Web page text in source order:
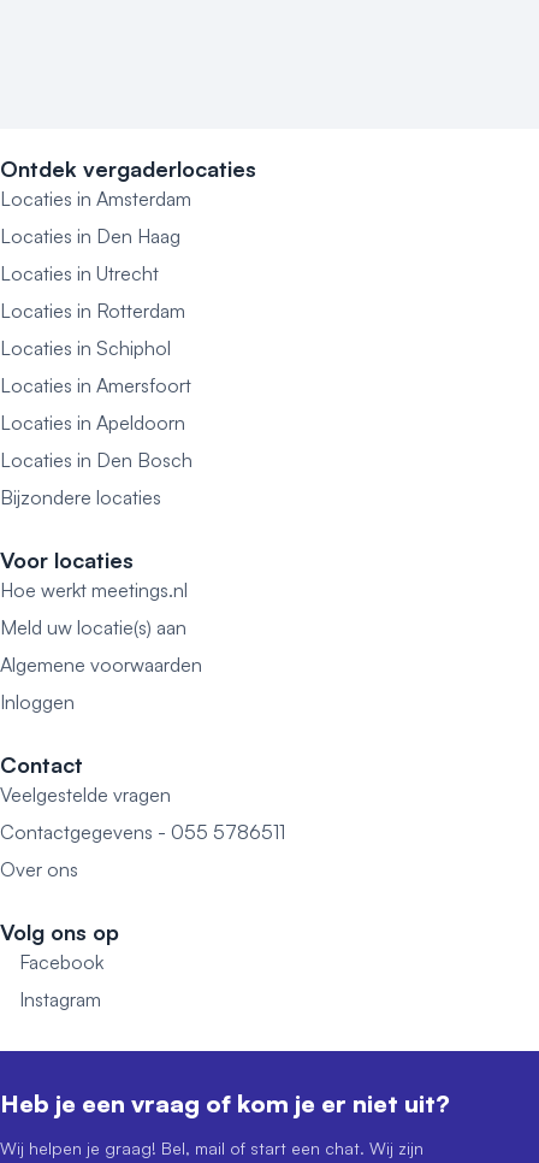
Ontdek vergaderlocaties
Locaties in Amsterdam
Locaties in Den Haag
Locaties in Utrecht
Locaties in Rotterdam
Locaties in Schiphol
Locaties in Amersfoort
Locaties in Apeldoorn
Locaties in Den Bosch
Bijzondere locaties
Voor locaties
Hoe werkt meetings.nl
Meld uw locatie(s) aan
Algemene voorwaarden
Inloggen
Contact
Veelgestelde vragen
Contactgegevens - 055 5786511
Over ons
Volg ons op
Facebook
Instagram
Heb je een vraag of kom je er niet uit?
Wij helpen je graag! Bel, mail of start een chat. Wij zijn